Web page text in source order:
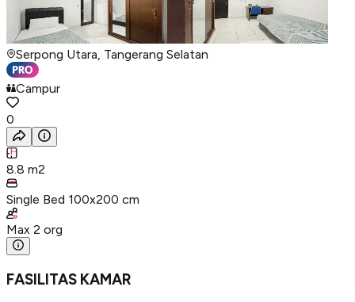
Serpong Utara, Tangerang Selatan
Campur
0
8.8 m2
Single Bed 100x200 cm
Max 2 org
FASILITAS KAMAR